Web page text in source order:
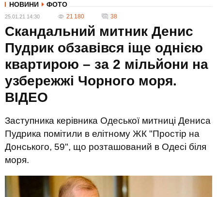
НОВИНИ ФОТО
25.01.21 14:30 21 180 38
Скандальний митник Денис
Пудрик обзавівся іще однією
квартирою – за 2 мільйони на
узбережжі Чорного моря.
ВIДЕО
Заступника керівника Одеської митниці Дениса
Пудрика помітили в елітному ЖК "Простір на
Донського, 59", що розташований в Одесі біля
моря.